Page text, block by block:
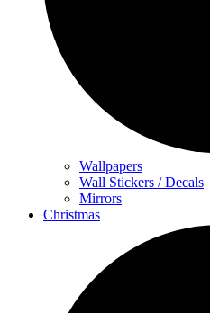
Wallpapers
Wall Stickers / Decals
Mirrors
Christmas